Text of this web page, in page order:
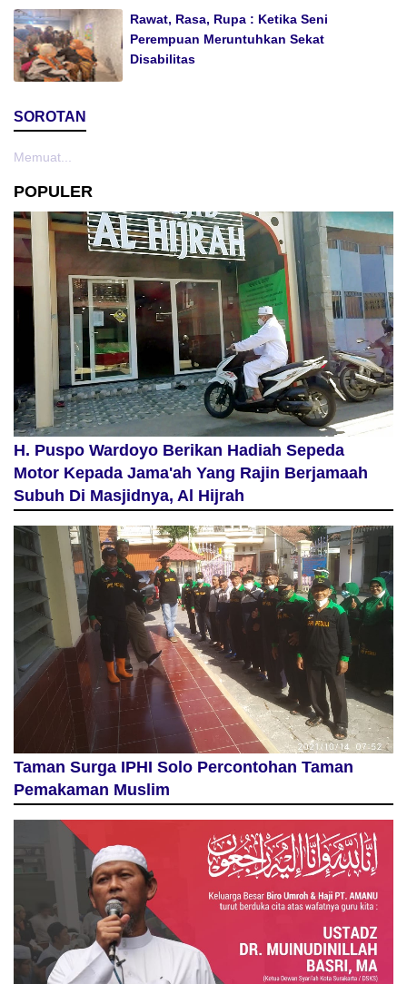
Rawat, Rasa, Rupa : Ketika Seni
Perempuan Meruntuhkan Sekat
Disabilitas
SOROTAN
Memuat...
POPULER
H. Puspo Wardoyo Berikan Hadiah Sepeda
Motor Kepada Jama'ah Yang Rajin Berjamaah
Subuh Di Masjidnya, Al Hijrah
Taman Surga IPHI Solo Percontohan Taman
Pemakaman Muslim